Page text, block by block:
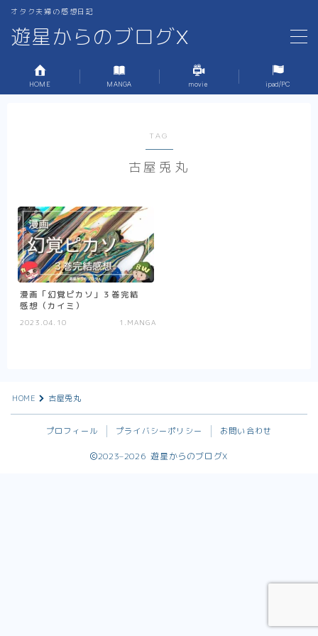
遊星からのブログX
オタク夫婦の感想日記
MENU
ホーム
3.iPad,PC周り,ガジェット
4.サブスク・漫画アプリ
5.ブログの作り方
HOME MANGA movie ipad/PC
TAG
古屋兎丸
漫画「幻覚ピカソ」３巻完結
感想（カイミ）
2023.04.10 1.MANGA
HOME 古屋兎丸
プロフィール プライバシーポリシー お問い合わせ
2023–2026 遊星からのブログX